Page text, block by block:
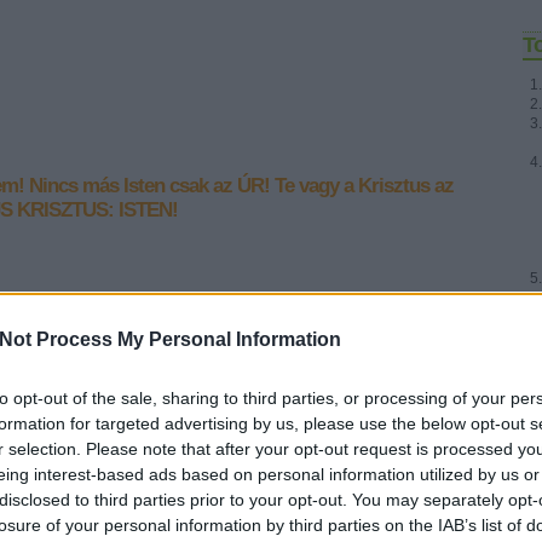
Process My Personal Information
opt-out of the sale, sharing to third parties, or processing of your
for targeted advertising by us, please use the below opt-out
selection. Please note that after your opt-out request is processed
interest-based ads based on personal information utilized by us
to third parties prior to your opt-out. You may separately
of your personal information by third parties on the IAB’s list of
Nincs más Isten csak az ÚR! Te vagy a Krisztus az
KRISZTUS: ISTEN!
vagyok a jó pásztor. A jó pásztor
&#0;&#0;&#0;&#0;&#0;&#0;&#0;&#0;&#0; * MINDEN NAPRA: 1
MONDATBAN IS; 2 KIÍRT ÚTMUTATÓ IGE; 3*Protestáns-
RÚF*Károli*Katolikus*FORDÍTÁSBAN*HANGZÓ ÖRÖMHÍRTÁR*
http://www.garainyh.hu *** http://utmutato.blog.hu ***
http://www.garainyh.hu/utmutato/utmutato.htm…